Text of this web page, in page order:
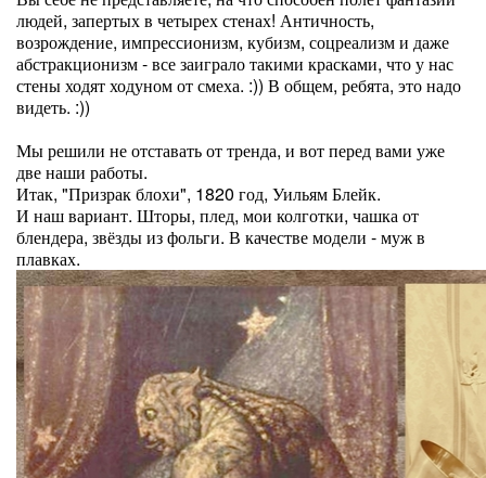
людей, запертых в четырех стенах! Античность,
возрождение, импрессионизм, кубизм, соцреализм и даже
абстракционизм - все заиграло такими красками, что у нас
стены ходят ходуном от смеха. :)) В общем, ребята, это надо
видеть. :))
Мы решили не отставать от тренда, и вот перед вами уже
две наши работы.
Итак, "Призрак блохи", 1820 год, Уильям Блейк.
И наш вариант. Шторы, плед, мои колготки, чашка от
блендера, звёзды из фольги. В качестве модели - муж в
плавках.